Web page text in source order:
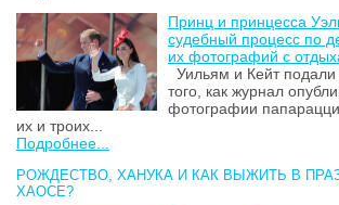
Принц и принцесса
судебный процесс по
их фотографий с
Уильям и Кейт подали
того, как журнал
фотографии
их и троих...
Подробнее...
РОЖДЕСТВО, ХАНУКА И КАК ВЫЖИТЬ В
ХАОСЕ?